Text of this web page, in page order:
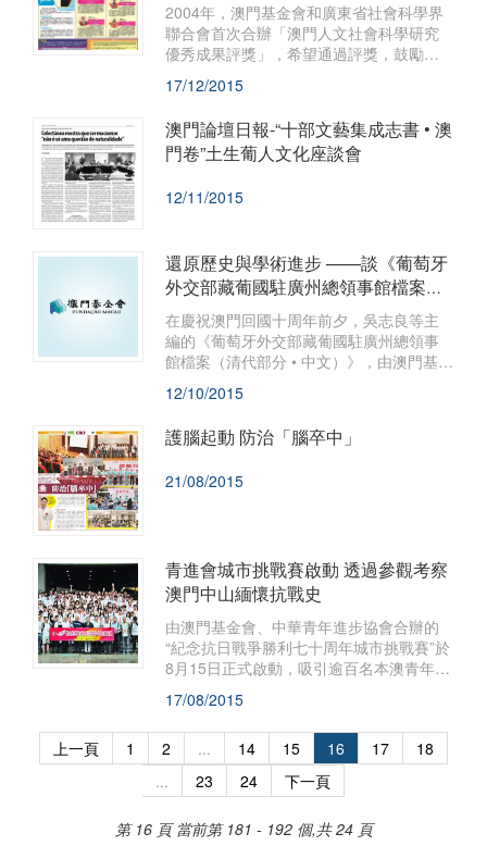
2004年，澳門基金會和廣東省社會科學界
聯合會首次合辦「澳門人文社會科學研究
優秀成果評獎」，希望通過評獎，鼓勵更
多的專家學者關注澳門、思考澳門、研究
澳門，團結社會科學界的力量，共同推動
澳門研究的繁榮和發展。
17/12/2015
澳門論壇日報-“十部文藝集成志書 • 澳
門卷”土生葡人文化座談會
12/11/2015
還原歷史與學術進步 ——談《葡萄牙
外交部藏葡國駐廣州總領事館檔案
（清代部分 • 中文）》出版的影響
​在慶祝澳門回國十周年前夕，吳志良等主
編的《葡萄牙外交部藏葡國駐廣州總領事
館檔案（清代部分 • 中文）》，由澳門基金
圖書館和澳門大學圖書館編輯，交廣東教
12/10/2015
護腦起動 防治「腦卒中」
21/08/2015
青進會城市挑戰賽啟動 透過參觀考察
澳門中山緬懷抗戰史
由澳門基金會、中華青年進步協會合辦的
“紀念抗日戰爭勝利七十周年城市挑戰賽”於
8月15日正式啟動，吸引逾百名本澳青年參
與，於澳門和中山開展兩日一夜的系列活
動。
17/08/2015
上一頁 1 2 ... 14 15 16 17
18
...
23 24 下一頁
第 16 頁 當前第 181 - 192 個,共 24 頁